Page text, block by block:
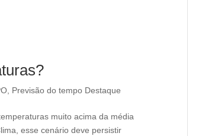
, Previsão do tempo Destaque
muito acima da média
esse cenário deve persistir